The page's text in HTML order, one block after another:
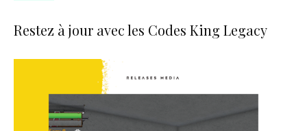
Restez à jour avec les Codes King Legacy